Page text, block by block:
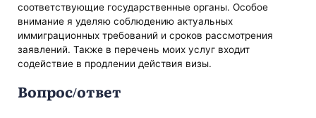
соответствующие государственные органы. Особое
внимание я уделяю соблюдению актуальных
иммиграционных требований и сроков рассмотрения
заявлений. Также в перечень моих услуг входит
содействие в продлении действия визы.
Вопрос/ответ